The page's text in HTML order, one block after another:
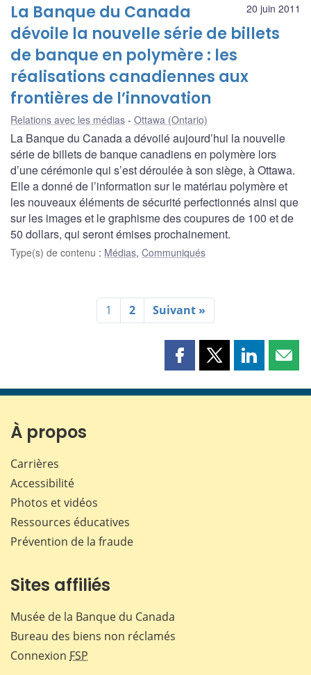
20 juin 2011
La Banque du Canada
dévoile la nouvelle série de billets
de banque en polymère : les
réalisations canadiennes aux
frontières de l’innovation
Relations avec les médias Ottawa (Ontario)
La Banque du Canada a dévoilé aujourd’hui la nouvelle
série de billets de banque canadiens en polymère lors
d’une cérémonie qui s’est déroulée à son siège, à Ottawa.
Elle a donné de l’information sur le matériau polymère et
les nouveaux éléments de sécurité perfectionnés ainsi que
sur les images et le graphisme des coupures de 100 et de
50 dollars, qui seront émises prochainement.
Type(s) de contenu : Médias, Communiqués
1 2 Suivant »
Partager
page
Partager
page
Partager
page page
À propos
Carrières
Accessibilité
Photos et vidéos
Ressources éducatives
Prévention de la fraude
Sites affiliés
Musée de la Banque du Canada
Bureau des biens non réclamés
Connexion FSP